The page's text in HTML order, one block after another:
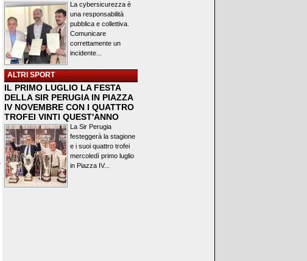
La cybersicurezza è
una responsabilità
pubblica e collettiva.
Comunicare
correttamente un
incidente...
ALTRI SPORT
IL PRIMO LUGLIO LA FESTA
DELLA SIR PERUGIA IN PIAZZA
IV NOVEMBRE CON I QUATTRO
TROFEI VINTI QUEST'ANNO
La Sir Perugia
festeggerà la stagione
e i suoi quattro trofei
mercoledì primo luglio
in Piazza IV...